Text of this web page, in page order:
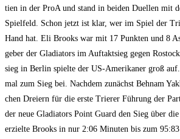
tien in der ProA und stand in bei­den Duel­len mit
Spiel­feld. Schon jetzt ist klar, wer im Spiel der
Hand hat. Eli Brooks war mit 17 Punk­ten und 8
ge­ber der Gla­dia­tors im Auf­takt­sieg gegen
sieg in Ber­lin spiel­te der US-Ame­ri­ka­ner groß
mal zum Sieg bei. Nach­dem zunächst Behnam
chen Drei­ern für die ers­te Trie­rer Füh­rung der
der neue Gla­dia­tors Point Guard den Sieg über
erziel­te Brooks in nur 2:06 Minu­ten bis zum